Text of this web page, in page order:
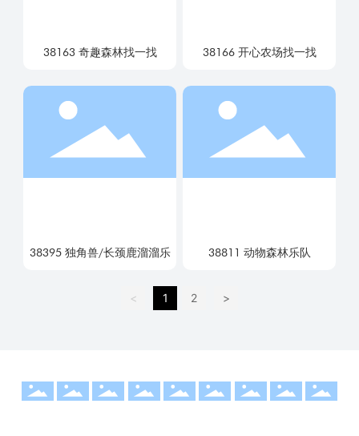
38163 奇趣森林找一找 38166 开心农场找一找
38395 独角兽/长颈鹿溜溜乐 38811 动物森林乐队
< 1 2 >